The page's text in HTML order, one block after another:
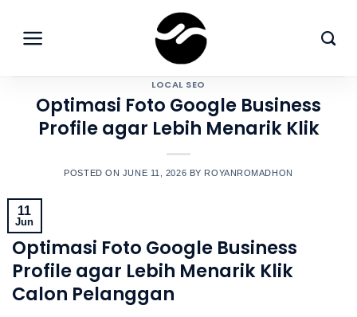
content
LOCAL SEO
Optimasi Foto Google Business
Profile agar Lebih Menarik Klik
POSTED ON JUNE 11, 2026 BY ROYANROMADHON
11
Jun
Optimasi Foto Google Business
Profile agar Lebih Menarik Klik
Calon Pelanggan